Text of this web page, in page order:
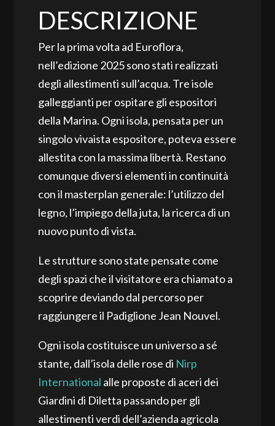
DESCRIZIONE
Per la prima volta ad Euroflora,
nell’edizione 2025 sono stati realizzati
degli allestimenti sull’acqua. Tre isole
galleggianti per ospitare gli espositori
della Marina. Ogni isola, pensata per un
singolo vivaista espositore, poteva essere
allestita con la massima libertà. Restano
comunque diversi elementi in continuità
con il masterplan generale: l’utilizzo del
legno, l’impiego della juta, la ricerca di un
nuovo punto di vista.
Le strutture sono state pensate come
degli spazi che il visitatore era chiamato a
scoprire deviando dal percorso per
raggiungere il Padiglione Jean Nouvel.
Ogni isola costituisce un universo a sé
stante, dall’isola delle rose di Nirp
International alle proposte di aceri dei
Giardini di Diletta passando per gli
allestimenti verdi dell’azienda agricola